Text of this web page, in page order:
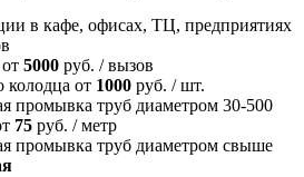
в кафе, офисах, ТЦ, предприятиях
от 5000 руб. / вызов
колодца от 1000 руб. / шт.
промывка труб диаметром 30-500
75 руб. / метр
промывка труб диаметром свыше